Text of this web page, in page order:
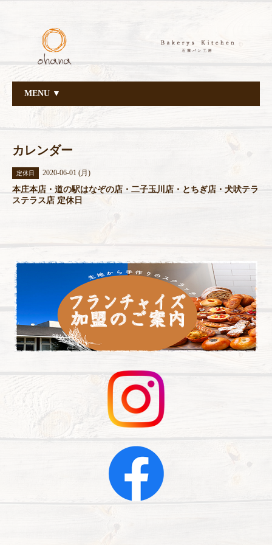
MENU ▼
カレンダー
定休日 2020-06-01 (月)
本庄本店・道の駅はなぞの店・二子玉川店・とちぎ店・犬吠テラ
ステラス店 定休日